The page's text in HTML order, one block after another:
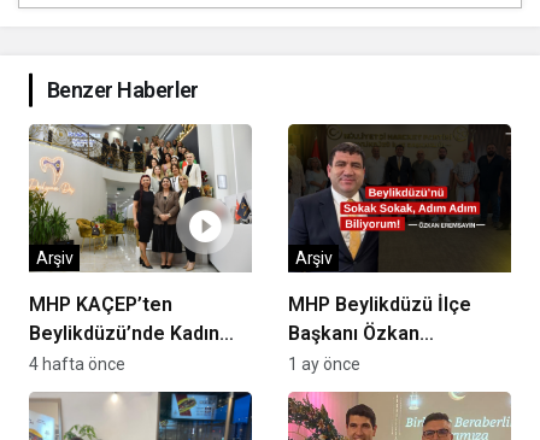
Benzer Haberler
MHP KAÇEP’ten
Beylikdüzü’nde Kadın
Girişimcilere Destek
Çıkarması
Arşiv
4 hafta önce
MHP Beylikdüzü İlçe
Başkanı Özkan
Eremsayın “Yerel Basın,
Beylikdüzü’nün Ortak
Sesidir”
Arşiv
1 ay önce